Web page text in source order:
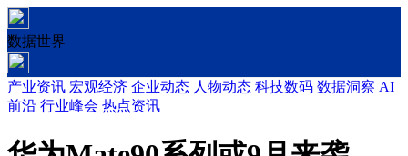
数据世界
产业资讯 宏观经济 企业动态 人物动态 科技数码 数据洞察 AI
前沿 行业峰会 热点资讯